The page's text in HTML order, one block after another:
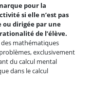
pour la
si elle n’est pas
dirigée par une
de l’élève.
mathématiques
exclusivement
du calcul mental
dans le calcul